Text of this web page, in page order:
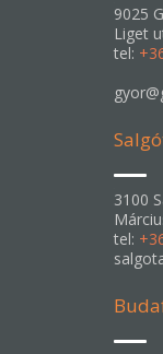
9025
Liget
tel:
3100
tel: